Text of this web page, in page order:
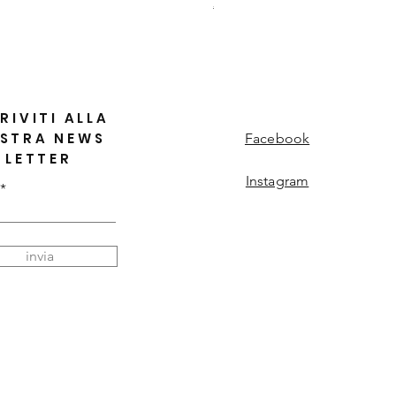
Regular Price
€115.00
ALLA
NEWS
LETTER
invia
Facebook
Instagram